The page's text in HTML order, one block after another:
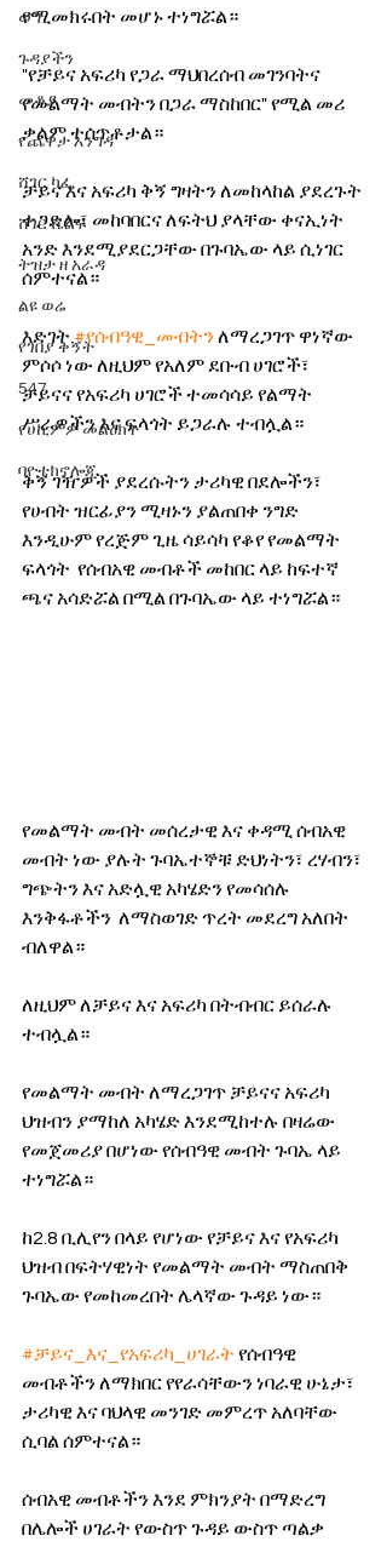
ወግ
ጉዳያችን
መቆያ
የጨዋታ እንግዳ
ሸገር ካፌ
ሸገር ሼልፍ
ትዝታ ዘ አራዳ
ልዩ ወሬ
የገበያ ቅኝት
547
የሀኪምዎ መልዕክት
ባዮቴክኖሎጂ
የሚመክሩበት መሆኑ ተነግሯል።
"የቻይና አፍሪካ የጋራ ማህበረሰብ መገንባትና
የመልማት መብትን በጋራ ማስከበር" የሚል መሪ
ቃልም ተሰጥቶታል።
ቻይና እና አፍሪካ ቅኝ ግዛትን ለመከላከል ያደረጉት
ተጋድሎ፣ መከባበርና ለፍትህ ያላቸው ቀናኢነት
አንድ እንደሚያደርጋቸው በጉባኤው ላይ ሲነገር
ሰምተናል።
እድገት #የሰብዓዊ_መብትን ለማረጋገጥ ዋነኛው
ምሶሶ ነው ለዚህም የአለም ደቡብ ሀገሮች፣
ቻይናና የአፍሪካ ሀገሮች ተመሳሳይ የልማት
ሥራዎችን እና ፍላጎት ይጋራሉ ተብሏል።
ቅኝ ገዥዎች ያደረሱትን ታሪካዊ በደሎችን፣
የሀብት ዝርፊያን ሚዛኑን ያልጠበቀ ንግድ
እንዲሁም የረጅም ጊዜ ሳይሳካ የቆየ የመልማት
ፍላጎት  የሰብአዊ መብቶች መከበር ላይ ከፍተኛ
ጫና አሳድሯል በሚል በጉባኤው ላይ ተነግሯል።
የመልማት መብት መሰረታዊ እና ቀዳሚ ሰብአዊ
መብት ነው ያሉት ጉባኤተኞቹ ድህነትን፣ ረሃብን፣
ግጭትን እና አድሏዊ አካሄድን የመሳሰሉ
እንቅፋቶችን  ለማስወገድ ጥረት መደረግ አለበት
ብለዋል።
ለዚህም ለቻይና እና አፍሪካ በትብብር ይሰራሉ
ተብሏል።
የመልማት መብት ለማረጋገጥ ቻይናና አፍሪካ
ህዝብን ያማከለ አካሄድ እንደሚከተሉ በዛሬው
የመጀመሪያ በሆነው የሰብዓዊ መብት ጉባኤ ላይ
ተነግሯል።
ከ2.8 ቢሊየን በላይ የሆነው የቻይና እና የአፍሪካ
ህዝብ በፍትሃዊነት የመልማት መብት ማስጠበቅ
ጉባኤው የመከመረበት ሌላኛው ጉዳይ ነው።
#ቻይና_እና_የአፍሪካ_ሀገራት የሰብዓዊ
መብቶችን ለማክበር የየራሳቸውን ነባራዊ ሁኔታ፣
ታሪካዊ እና ባህላዊ መንገድ መምረጥ አለባቸው
ሲባል ሰምተናል።
ሰብአዊ መብቶችን እንደ ምክንያት በማድረግ
በሌሎች ሀገራት የውስጥ ጉዳይ ውስጥ ጣልቃ